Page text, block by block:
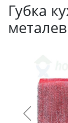
Губка